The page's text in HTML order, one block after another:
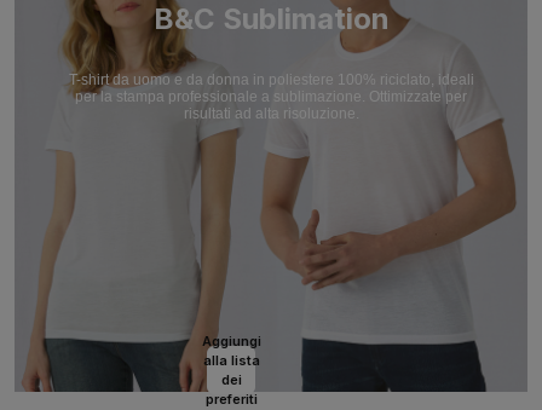
B&C Sublimation
T-shirt da uomo e da donna in poliestere 100% riciclato, ideali
per la stampa professionale a sublimazione. Ottimizzate per
risultati ad alta risoluzione.
Aggiungi
alla lista
dei
preferiti